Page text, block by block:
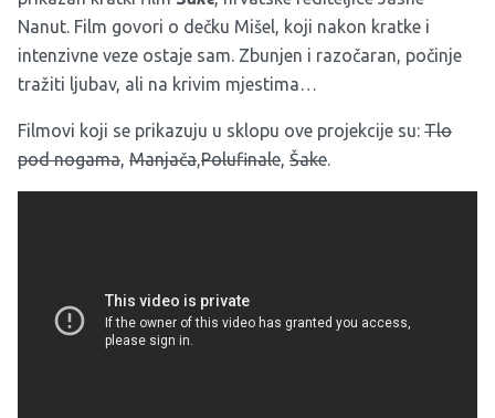
Nanut. Film govori o dečku Mišel, koji nakon kratke i
intenzivne veze ostaje sam. Zbunjen i razočaran, počinje
tražiti ljubav, ali na krivim mjestima…
Filmovi koji se prikazuju u sklopu ove projekcije su: Tlo
pod nogama, Manjača,Polufinale, Šake.